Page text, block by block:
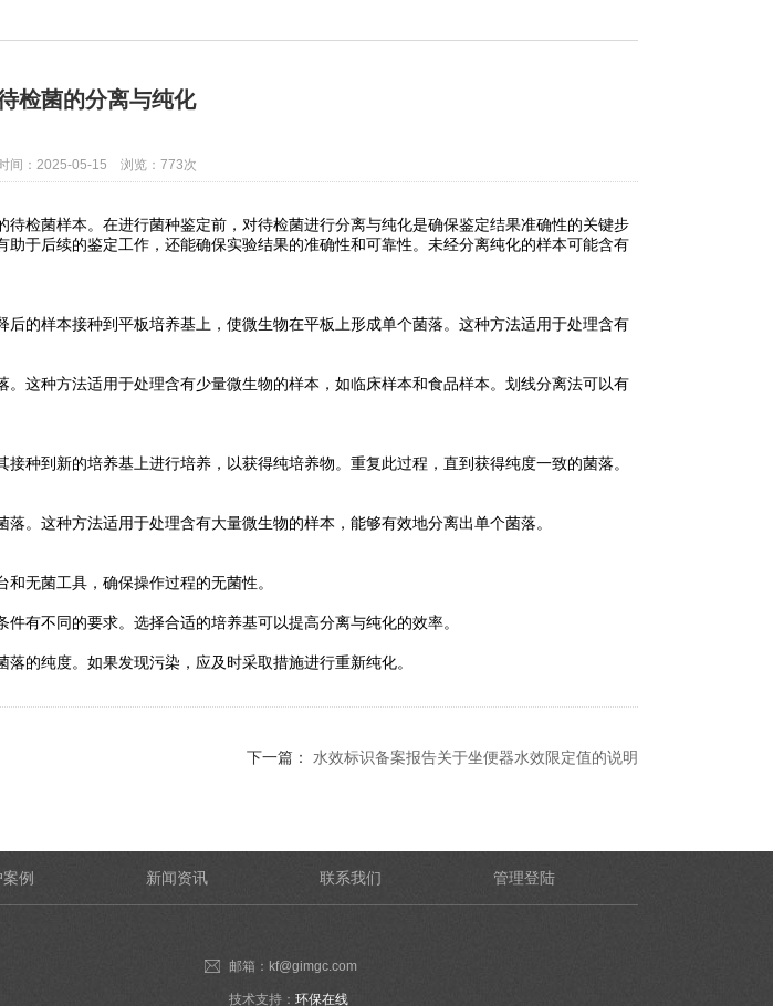
检菌的分离与纯化
间：2025-05-15 浏览：773次
检菌样本。在进行菌种鉴定前，对待检菌进行分离与纯化是确保鉴定结果准确性的关键步
于后续的鉴定工作，还能确保实验结果的准确性和可靠性。未经分离纯化的样本可能含有
样本接种到平板培养基上，使微生物在平板上形成单个菌落。这种方法适用于处理含有
种方法适用于处理含有少量微生物的样本，如临床样本和食品样本。划线分离法可以有
到新的培养基上进行培养，以获得纯培养物。重复此过程，直到获得纯度一致的菌落。
这种方法适用于处理含有大量微生物的样本，能够有效地分离出单个菌落。
无菌工具，确保操作过程的无菌性。
不同的要求。选择合适的培养基可以提高分离与纯化的效率。
纯度。如果发现污染，应及时采取措施进行重新纯化。
下一篇： 水效标识备案报告关于坐便器水效限定值的说明
例 新闻资讯 联系我们 管理登陆
邮箱：kf@gimgc.com
技术支持： 环保在线